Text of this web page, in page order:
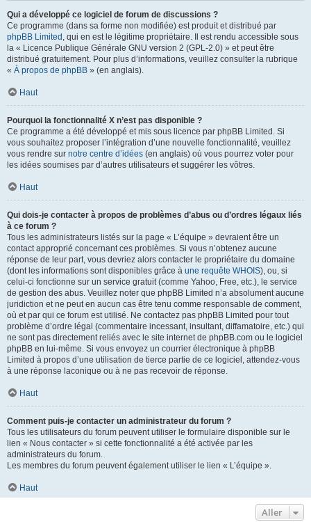
Qui a développé ce logiciel de forum de discussions ?
Ce programme (dans sa forme non modifiée) est produit et distribué par
phpBB Limited , qui en est le légitime propriétaire. Il est rendu accessible sous
la « Licence Publique Générale GNU version 2 (GPL-2.0) » et peut être
distribué gratuitement. Pour plus d’informations, veuillez consulter la rubrique
« À propos de phpBB » (en anglais).
Haut
Pourquoi la fonctionnalité X n’est pas disponible ?
Ce programme a été développé et mis sous licence par phpBB Limited. Si
vous souhaitez proposer l’intégration d’une nouvelle fonctionnalité, veuillez
vous rendre sur notre centre d’idées (en anglais) où vous pourrez voter pour
les idées soumises par d’autres utilisateurs et suggérer les vôtres.
Haut
Qui dois-je contacter à propos de problèmes d’abus ou d’ordres légaux liés
à ce forum ?
Tous les administrateurs listés sur la page « L’équipe » devraient être un
contact approprié concernant ces problèmes. Si vous n’obtenez aucune
réponse de leur part, vous devriez alors contacter le propriétaire du domaine
(dont les informations sont disponibles grâce à une requête WHOIS), ou, si
celui-ci fonctionne sur un service gratuit (comme Yahoo, Free, etc.), le service
de gestion des abus. Veuillez noter que phpBB Limited n’a absolument aucune
juridiction et ne peut en aucun cas être tenu comme responsable de comment,
où et par qui ce forum est utilisé. Ne contactez pas phpBB Limited pour tout
problème d’ordre légal (commentaire incessant, insultant, diffamatoire, etc.) qui
ne sont pas directement reliés avec le site internet de phpBB.com ou le logiciel
phpBB en lui-même. Si vous envoyez un courrier électronique à phpBB
Limited à propos d’une utilisation de tierce partie de ce logiciel, attendez-vous
à une réponse laconique ou à ne pas recevoir de réponse.
Haut
Comment puis-je contacter un administrateur du forum ?
Tous les utilisateurs du forum peuvent utiliser le formulaire disponible sur le
lien « Nous contacter » si cette fonctionnalité a été activée par les
administrateurs du forum.
Les membres du forum peuvent également utiliser le lien « L’équipe ».
Haut
Aller